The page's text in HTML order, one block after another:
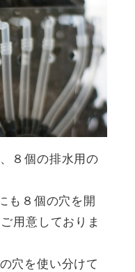
８個の排水用の
も８個の穴を開
用意しておりま
穴を使い分けて